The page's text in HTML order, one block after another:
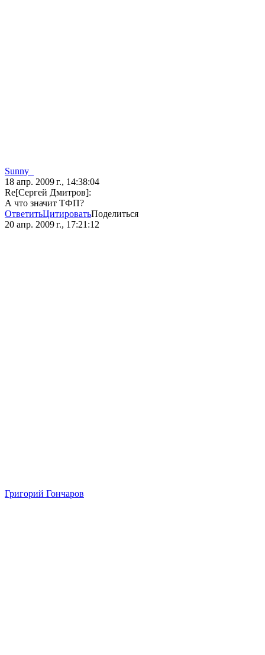
Sunny_
18 апр. 2009 г., 14:38:04
Re[Сергей Дмитров]:
А что значит ТФП?
ОтветитьЦитироватьПоделиться
20 апр. 2009 г., 17:21:12
Григорий Гончаров